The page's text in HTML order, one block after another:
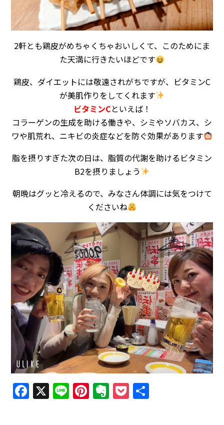
2軒とも鶏皮がめちゃくちゃおいしくて、このためにま
た天満に行きたいほどです
鶏皮、ダイエットには敬遠されがちですが、ビタミンC
が美肌作りをしてくれます
ビタミンCといえば！
コラーゲンの生成を助ける働きや、シミやソバカス、シ
ワや肌荒れ、ニキビの炎症などを防ぐ効果があります
脂を摂りすぎた次の日は、脂質の代謝を助けるビタミン
B2を摂りましょう
朝晩はグッと冷えるので、みなさん体調には気をつけて
くださいね
Facebook
X LinePinterest
Evernote
Pocket